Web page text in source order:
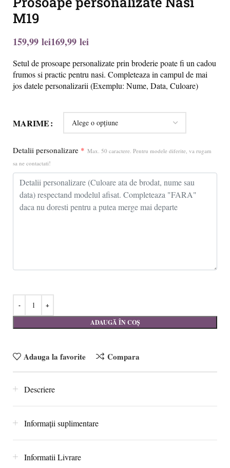
M19
lei lei
Setul de prosoape personalizate prin broderie poate fi un cadou
frumos si practic pentru nasi. Completeaza in campul de mai
jos datele personalizarii (Exemplu: Nume, Data, Culoare)
MARIME
Detalii personalizare * Max. 50 caractere. Pentru modele diferite, va rugam
sa ne contactati!
ADAUGĂ ÎN COȘ
Adauga la favorite Compara
Descriere
Informații suplimentare
Informatii Livrare